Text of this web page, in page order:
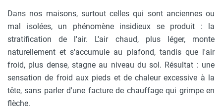
Dans nos maisons, surtout celles qui sont anciennes ou
mal isolées, un phénomène insidieux se produit : la
stratification de l'air. L'air chaud, plus léger, monte
naturellement et s'accumule au plafond, tandis que l'air
froid, plus dense, stagne au niveau du sol. Résultat : une
sensation de froid aux pieds et de chaleur excessive à la
tête, sans parler d'une facture de chauffage qui grimpe en
flèche.